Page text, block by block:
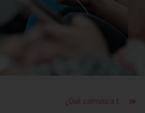
¿Qué comunica tu forma de besar?